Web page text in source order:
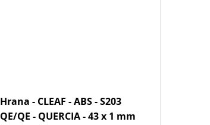
Hrana - CLEAF - ABS - S203
QE/QE - QUERCIA - 43 x 1 mm